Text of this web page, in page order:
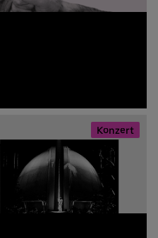
Konzert